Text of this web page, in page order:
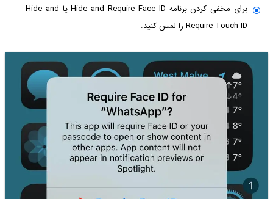
برای مخفی کردن برنامه Hide and Require Face ID یا Hide and
Require Touch ID را لمس کنید.